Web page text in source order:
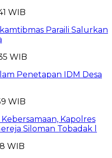
WIB
Paraili Salurkan
WIB
Penetapan IDM Desa
WIB
Kapolres
Siloman Tobadak l
WIB